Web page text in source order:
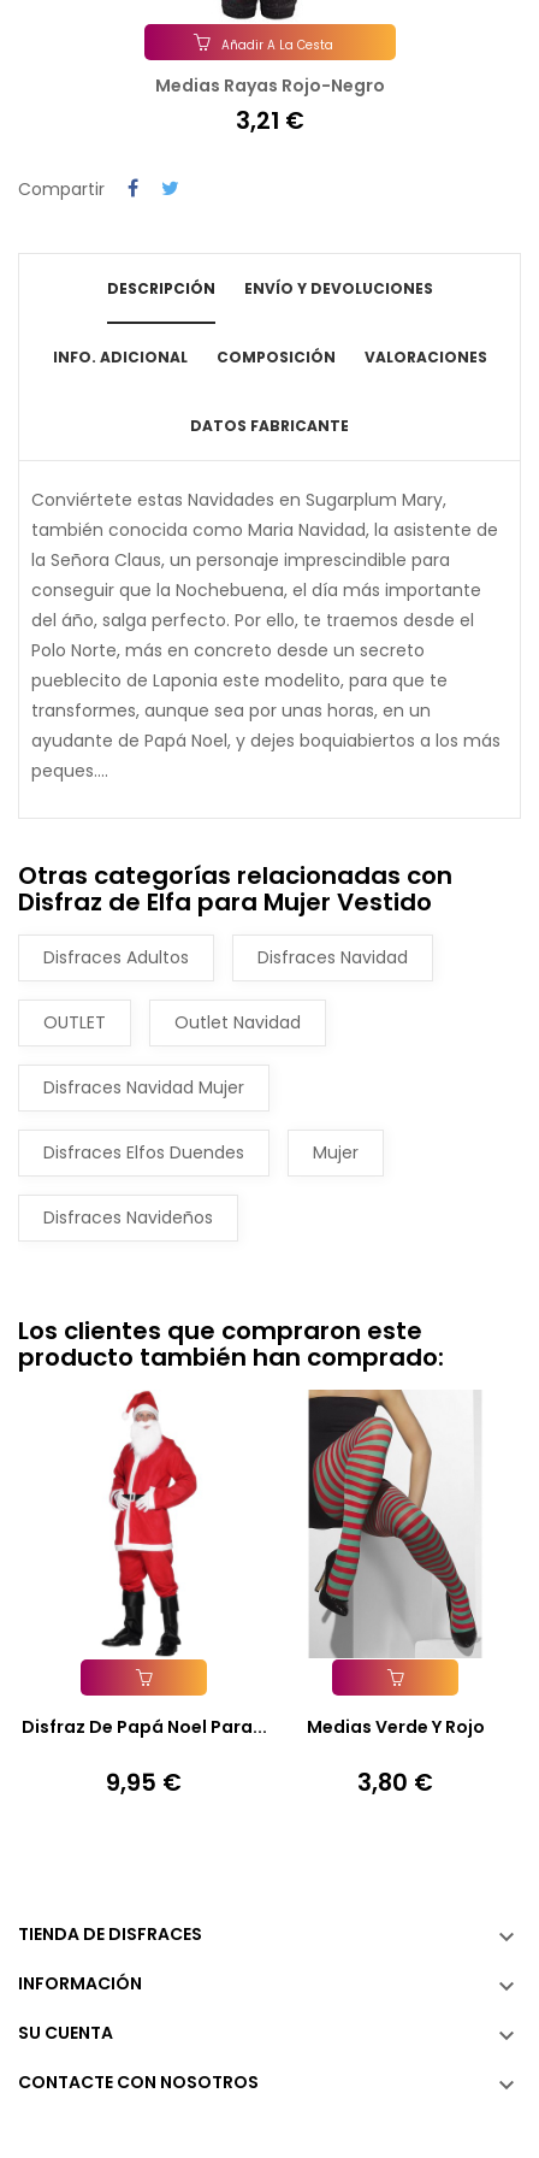
Añadir A La Cesta
Medias Rayas Rojo-Negro
3,21 €
Compartir
DESCRIPCIÓN ENVÍO Y DEVOLUCIONES
INFO. ADICIONAL COMPOSICIÓN VALORACIONES
DATOS FABRICANTE
Conviértete estas Navidades en Sugarplum Mary,
también conocida como Maria Navidad, la asistente de
la Señora Claus, un personaje imprescindible para
conseguir que la Nochebuena, el día más importante
del áño, salga perfecto. Por ello, te traemos desde el
Polo Norte, más en concreto desde un secreto
pueblecito de Laponia este modelito, para que te
transformes, aunque sea por unas horas, en un
ayudante de Papá Noel, y dejes boquiabiertos a los más
peques....
Otras categorías relacionadas con
Disfraz de Elfa para Mujer Vestido
Disfraces Adultos Disfraces Navidad
OUTLET Outlet Navidad
Disfraces Navidad Mujer
Disfraces Elfos Duendes Mujer
Disfraces Navideños
Los clientes que compraron este
producto también han comprado:
Añadir A La Cesta
Disfraz De Papá Noel Para...
Precio
9,95 €
Añadir A La Cesta
Medias Verde Y Rojo
Precio
3,80 €
TIENDA DE DISFRACES 
INFORMACIÓN 
SU CUENTA 
CONTACTE CON NOSOTROS 